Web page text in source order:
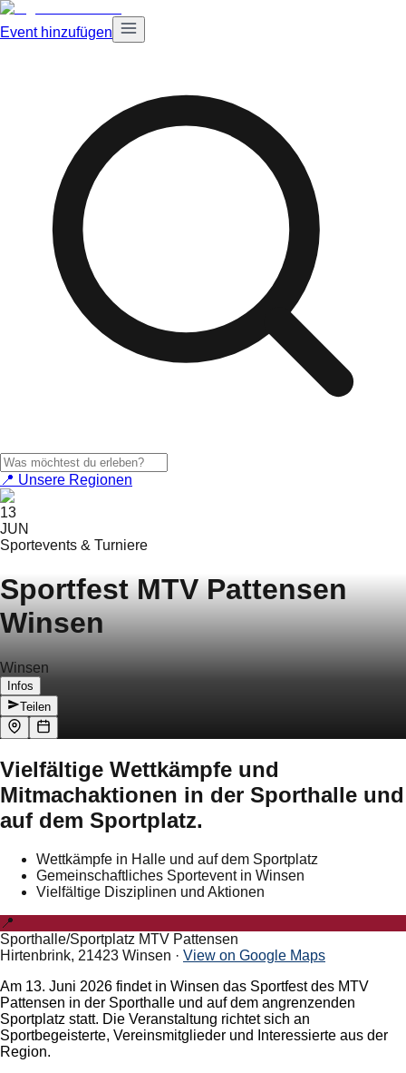
Event hinzufügen
📍 Unsere Regionen
13
JUN
Sportevents & Turniere
Sportfest MTV Pattensen
Winsen
Winsen
Infos
Teilen
Vielfältige Wettkämpfe und
Mitmachaktionen in der Sporthalle und
auf dem Sportplatz.
Wettkämpfe in Halle und auf dem Sportplatz
Gemeinschaftliches Sportevent in Winsen
Vielfältige Disziplinen und Aktionen
📍
Sporthalle/Sportplatz MTV Pattensen
Hirtenbrink, 21423 Winsen · View on Google Maps
Am 13. Juni 2026 findet in Winsen das Sportfest des MTV
Pattensen in der Sporthalle und auf dem angrenzenden
Sportplatz statt. Die Veranstaltung richtet sich an
Sportbegeisterte, Vereinsmitglieder und Interessierte aus der
Region.